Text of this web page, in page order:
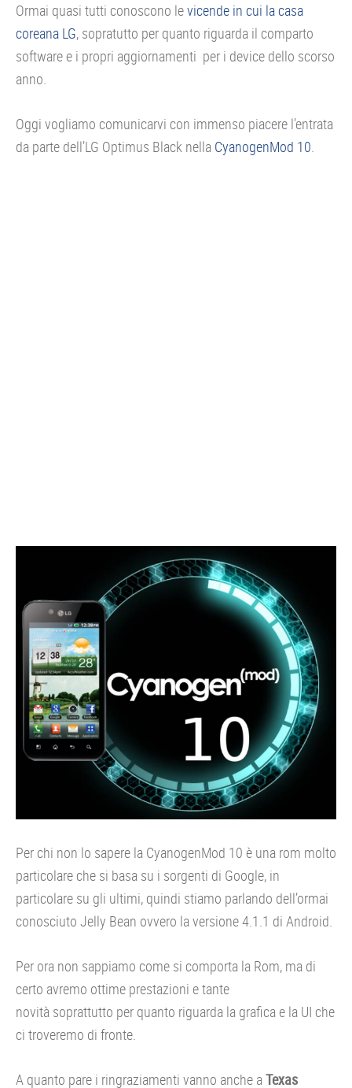
Ormai quasi tutti conoscono levicende in cui la casa
coreana LG, sopratutto per quanto riguarda il comparto
software e i propri aggiornamenti per i device dello scorso
anno.
Oggi vogliamo comunicarvi con immenso piacere l’entrata
da parte dell’LG Optimus Black nella CyanogenMod 10.
Per chi non lo sapere la CyanogenMod 10 è una rom molto
particolare che si basa su i sorgenti di Google, in
particolare su gli ultimi, quindi stiamo parlando dell’ormai
conosciuto Jelly Bean ovvero la versione 4.1.1 di Android.
Per ora non sappiamo come si comporta la Rom, ma di
certo avremo ottime prestazioni e tante
novità soprattutto per quanto riguarda la grafica e la UI che
ci troveremo di fronte.
A quanto pare i ringraziamenti vanno anche aTexas